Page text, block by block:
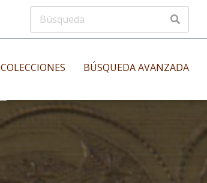
COLECCIONES BÚSQUEDA AVANZADA